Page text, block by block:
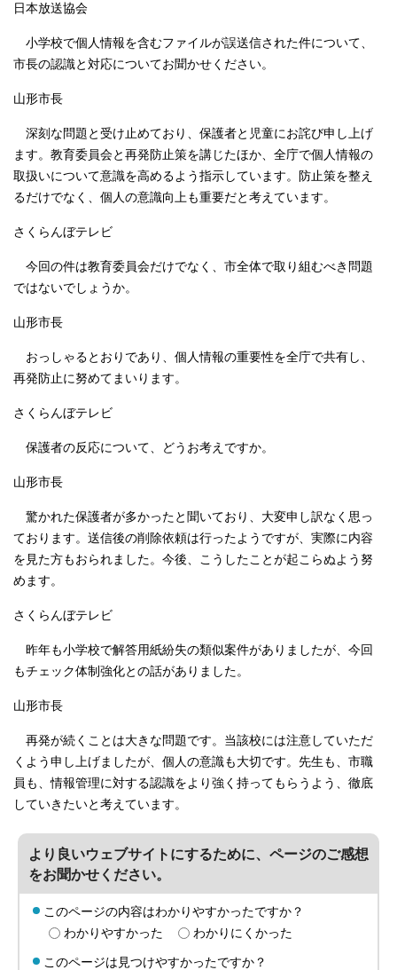
日本放送協会
小学校で個人情報を含むファイルが誤送信された件について、
市長の認識と対応についてお聞かせください。
山形市長
深刻な問題と受け止めており、保護者と児童にお詫び申し上げ
ます。教育委員会と再発防止策を講じたほか、全庁で個人情報の
取扱いについて意識を高めるよう指示しています。防止策を整え
るだけでなく、個人の意識向上も重要だと考えています。
さくらんぼテレビ
今回の件は教育委員会だけでなく、市全体で取り組むべき問題
ではないでしょうか。
山形市長
おっしゃるとおりであり、個人情報の重要性を全庁で共有し、
再発防止に努めてまいります。
さくらんぼテレビ
保護者の反応について、どうお考えですか。
山形市長
驚かれた保護者が多かったと聞いており、大変申し訳なく思っ
ております。送信後の削除依頼は行ったようですが、実際に内容
を見た方もおられました。今後、こうしたことが起こらぬよう努
めます。
さくらんぼテレビ
昨年も小学校で解答用紙紛失の類似案件がありましたが、今回
もチェック体制強化との話がありました。
山形市長
再発が続くことは大きな問題です。当該校には注意していただ
くよう申し上げましたが、個人の意識も大切です。先生も、市職
員も、情報管理に対する認識をより強く持ってもらうよう、徹底
していきたいと考えています。
より良いウェブサイトにするために、ページのご感想
をお聞かせください。
このページの内容はわかりやすかったですか？
わかりやすかった
わかりにくかった
このページは見つけやすかったですか？